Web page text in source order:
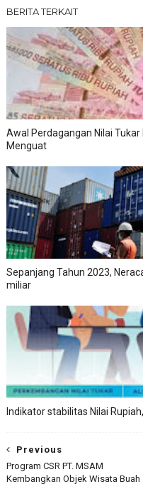
BERITA TERKAIT
Awal Perdagangan Nilai
Menguat
Sepanjang Tahun 2023,
miliar
Indikator stabilitas Nilai
Previous
Program CSR PT. MSAM
Kembangkan Objek Wisata Buah